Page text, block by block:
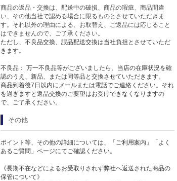
商品の返品・交換は、配送中の破損、商品の瑕疵、商品間違
い、その他当社で認める場合に限るものとさせていただきま
す。それ以外の理由による、お取替え、ご返品には応じること
はできませんので、ご了承ください。
ただし、不良品交換、誤品配送交換は当社負担とさせていただ
きます。
不良品： 万一不良品等がございましたら、当店の在庫状況を確
認のうえ、新品、または同等品と交換させていただきます。
商品到着後7日以内にメールまたは電話でご連絡ください。それ
を過ぎますと返品交換のご要望はお受けできなくなりますの
で、ご了承ください。
その他
ポイント等、その他の詳細については、「ご利用案内」「よく
あるご質問」ページにてご確認ください。
《長期不在などによるお受取りされず弊社へ返送された商品の
保管について》